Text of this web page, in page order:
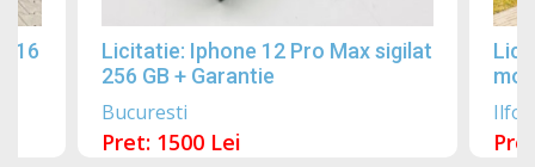
Licitatie: Iphone 12 Pro Max sigilat
256 GB + Garantie
Bucuresti
Pret: 1500 Lei
Ilfov